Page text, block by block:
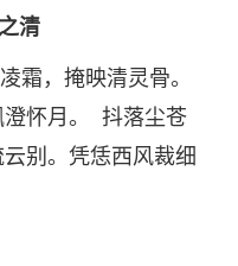
清
霜，掩映清灵骨。
澄怀月。 抖落尘苍
别。凭恁西风裁细